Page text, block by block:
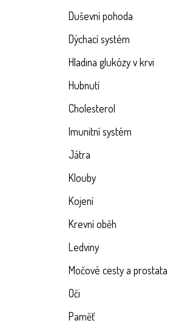
Duševní pohoda
Dýchací systém
Hladina glukózy v krvi
Hubnutí
Cholesterol
Imunitní systém
Játra
Klouby
Kojení
Krevní oběh
Ledviny
Močové cesty a prostata
Oči
Paměť